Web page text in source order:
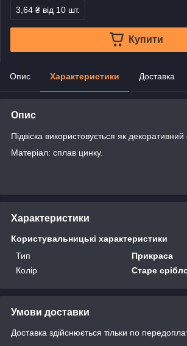
3,64 ₴ від 10 шт.
Купити
Опис Характеристики Доставка
Опис
Підвіска використовується як
Матеріал: сплав цинку.
Характеристики
Користувальницькі характеристики
Тип
Прикраса
Колір
Старе
Умови доставки
Доставка здійснюється тільки по